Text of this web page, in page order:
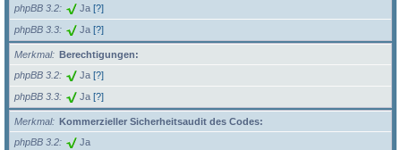
phpBB 3.2
Ja [?]
phpBB 3.3 Ja [?]
Merkmal
Berechtigungen:
phpBB 3.2
Ja [?]
phpBB 3.3 Ja [?]
Merkmal
Kommerzieller Sicherheitsaudit des Codes:
phpBB 3.2
Ja